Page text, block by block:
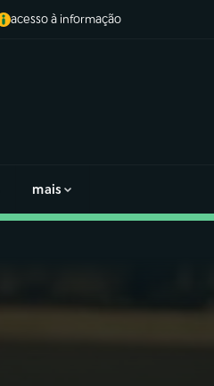
acesso à informação
mais